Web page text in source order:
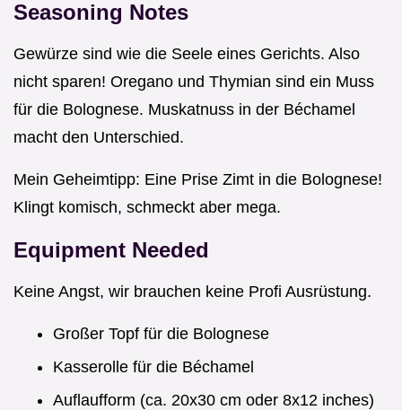
Seasoning Notes
Gewürze sind wie die Seele eines Gerichts. Also
nicht sparen! Oregano und Thymian sind ein Muss
für die Bolognese. Muskatnuss in der Béchamel
macht den Unterschied.
Mein Geheimtipp: Eine Prise Zimt in die Bolognese!
Klingt komisch, schmeckt aber mega.
Equipment Needed
Keine Angst, wir brauchen keine Profi Ausrüstung.
Großer Topf für die Bolognese
Kasserolle für die Béchamel
Auflaufform (ca. 20x30 cm oder 8x12 inches)